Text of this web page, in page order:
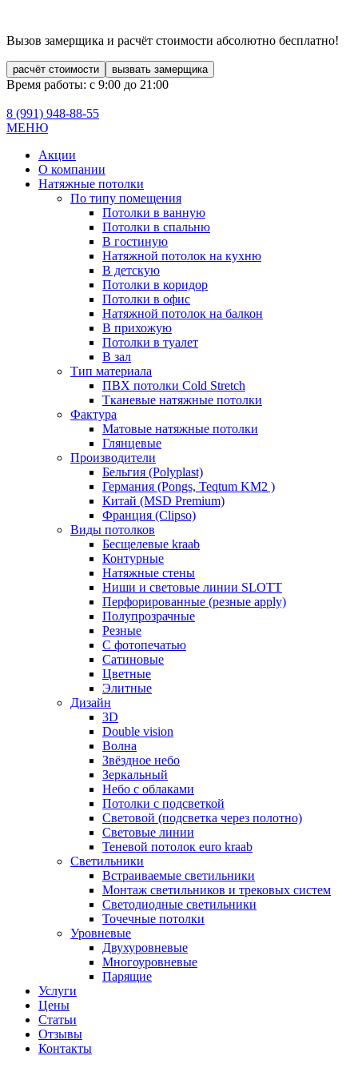
Вызов замерщика и расчёт стоимости абсолютно бесплатно!
расчёт стоимости вызвать замерщика
Время работы: с 9:00 до 21:00
8 (991) 948-88-55
МЕНЮ
Акции
О компании
Натяжные потолки
По типу помещения
Потолки в ванную
Потолки в спальню
В гостиную
Натяжной потолок на кухню
В детскую
Потолки в коридор
Потолки в офис
Натяжной потолок на балкон
В прихожую
Потолки в туалет
В зал
Тип материала
ПВХ потолки Cold Stretch
Тканевые натяжные потолки
Фактура
Матовые натяжные потолки
Глянцевые
Производители
Бельгия (Polyplast)
Германия (Pongs, Teqtum KM2 )
Китай (MSD Premium)
Франция (Clipso)
Виды потолков
Бесщелевые kraab
Контурные
Натяжные стены
Ниши и световые линии SLOTT
Перфорированные (резные apply)
Полупрозрачные
Резные
С фотопечатью
Сатиновые
Цветные
Элитные
Дизайн
3D
Double vision
Волна
Звёздное небо
Зеркальный
Небо с облаками
Потолки с подсветкой
Световой (подсветка через полотно)
Световые линии
Теневой потолок euro kraab
Светильники
Встраиваемые светильники
Монтаж светильников и трековых систем
Светодиодные светильники
Точечные потолки
Уровневые
Двухуровневые
Многоуровневые
Парящие
Услуги
Цены
Статьи
Отзывы
Контакты